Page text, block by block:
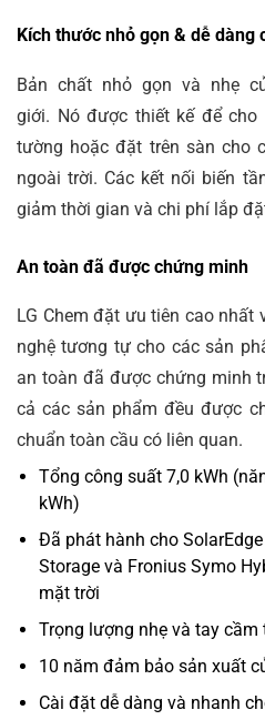
Kích thước nhỏ gọn & dễ dàng
Bản chất nhỏ gọn và nhẹ
giới. Nó được thiết kế để
tường hoặc đặt trên sàn cho
ngoài trời. Các kết nối biến
giảm thời gian và chi phí lắp
An toàn đã được chứng minh
LG Chem đặt ưu tiên cao nhất
nghệ tương tự cho các sản
an toàn đã được chứng minh
cả các sản phẩm đều được
chuẩn toàn cầu có liên quan.
Tổng công suất 7,0 kWh
kWh)
Đã phát hành cho
Storage và Fronius Symo
mặt trời
Trọng lượng nhẹ và tay
10 năm đảm bảo sản xuất
Cài đặt dễ dàng và nhanh